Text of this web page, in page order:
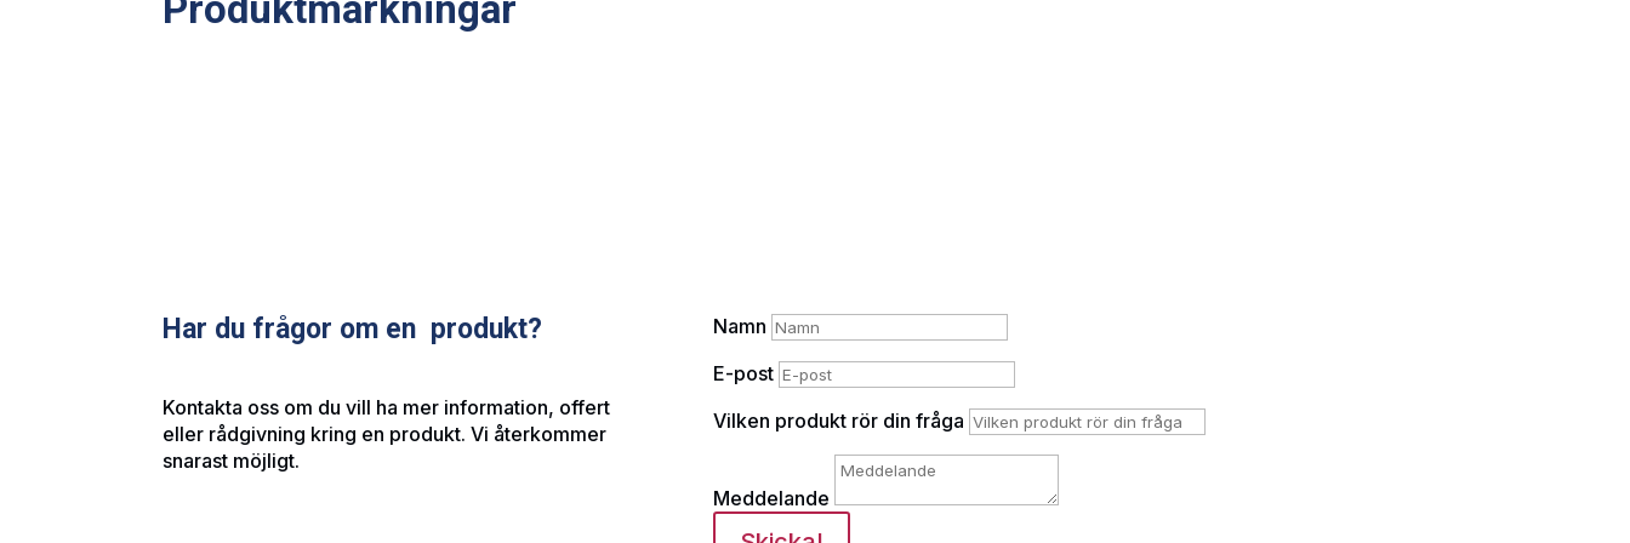
Har du frågor om en produkt?
Kontakta oss om du vill ha mer information, offert
eller rådgivning kring en produkt. Vi återkommer
snarast möjligt.
Namn
E-post
Vilken produkt rör din fråga
Meddelande